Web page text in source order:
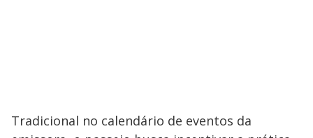
Tradicional no calendário de eventos da